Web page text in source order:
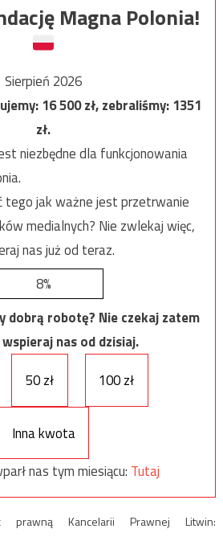
Magna Polonia!
Sierpień 2026
16 500zł, zebraliśmy:1351
zł.
niezbędne dla funkcjonowania
tego jak ważne jest przetrwanie
medialnych? Nie zwlekaj więc,
nas już od teraz.
8%
dobrą robotę? Nie czekaj zatem
nas od dzisiaj.
50 zł 100 zł
Inna kwota
nas tym miesiącu: Tutaj
prawną Kancelarii Prawnej Litwin: